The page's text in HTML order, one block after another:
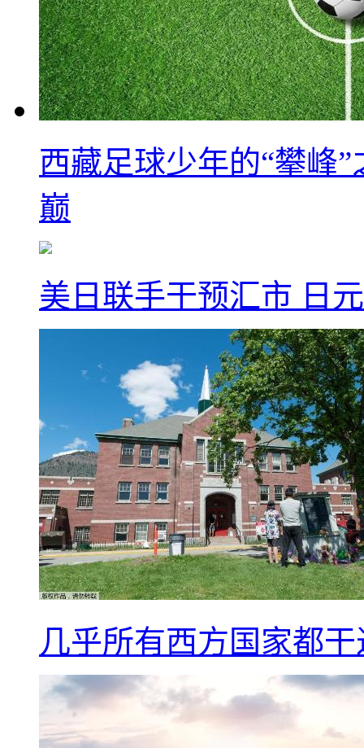
西藏足球少年的“攀峰
巅
美日联手干预汇市 日
几乎所有西方国家都